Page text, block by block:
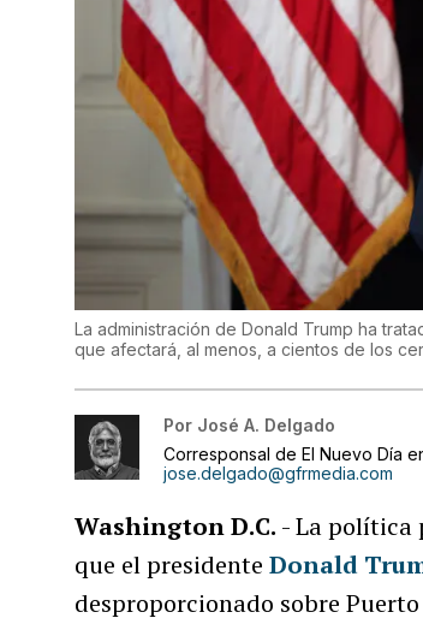
La administración de Donald Trump ha
que afectará, al menos, a cientos de los
Por José A. Delgado
Corresponsal de El Nuevo Día
jose.delgado@gfrmedia.com
Washington D.C. - La política
que el presidenteDonald
desproporcionado sobre